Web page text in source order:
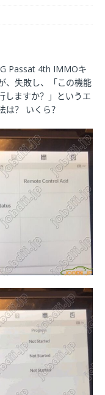
Passat 4th IMMOキ
、失敗し、「この機能
しますか？」というエ
は？ いくら？